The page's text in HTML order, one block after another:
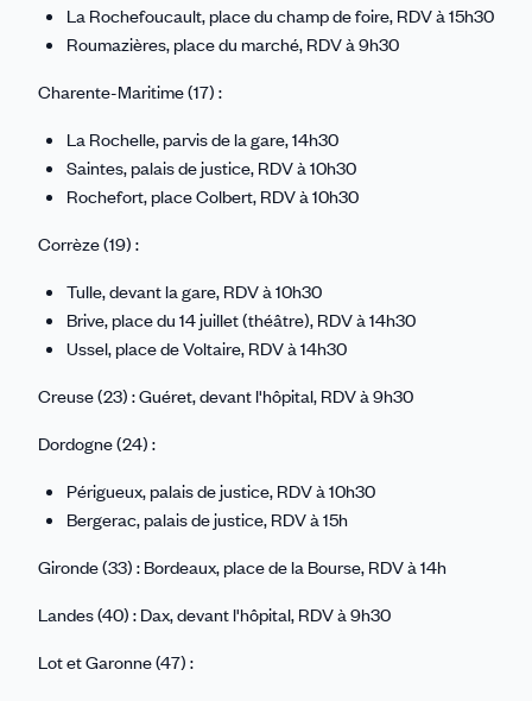
La Rochefoucault, place du champ de foire, RDV à 15h30
Roumazières, place du marché, RDV à 9h30
Charente-Maritime (17) :
La Rochelle, parvis de la gare, 14h30
Saintes, palais de justice, RDV à 10h30
Rochefort, place Colbert, RDV à 10h30
Corrèze (19) :
Tulle, devant la gare, RDV à 10h30
Brive, place du 14 juillet (théâtre), RDV à 14h30
Ussel, place de Voltaire, RDV à 14h30
Creuse (23) : Guéret, devant l'hôpital, RDV à 9h30
Dordogne (24) :
Périgueux, palais de justice, RDV à 10h30
Bergerac, palais de justice, RDV à 15h
Gironde (33) : Bordeaux, place de la Bourse, RDV à 14h
Landes (40) : Dax, devant l'hôpital, RDV à 9h30
Lot et Garonne (47) :